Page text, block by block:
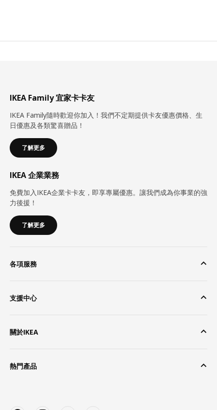
IKEA Family 宜家卡卡友
IKEA Family隨時歡迎你加入！我們不定期提供卡友優惠價格、生
日優惠及各類驚喜贈品！
了解更多
IKEA 企業業務
免費加入IKEA企業卡卡友，即享專屬優惠。讓我們成為你事業的強
力後援！
了解更多
各項服務
支援中心
關於IKEA
熱門產品